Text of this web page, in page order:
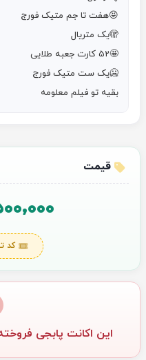
بقیه تو فیلم معلومه
قیمت
5,500,000
کد
این اکانت پابجی